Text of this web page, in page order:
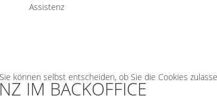
Assistenz
IM BACKOFFICE
können selbst entscheiden, ob Sie die Cookies